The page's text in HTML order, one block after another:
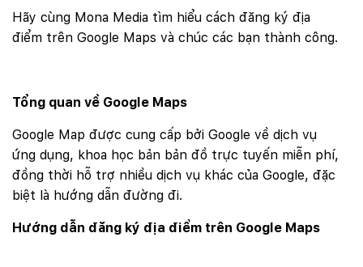
Hãy cùng Mona Media tìm hiểu cách đăng ký địa
điểm trên Google Maps và chúc các bạn thành công.
Tổng quan về Google Maps
Google Map được cung cấp bởi Google về dịch vụ
ứng dụng, khoa học bản bản đồ trực tuyến miễn phí,
đồng thời hỗ trợ nhiều dịch vụ khác của Google, đặc
biệt là hướng dẫn đường đi.
Hướng dẫn đăng ký địa điểm trên Google Maps